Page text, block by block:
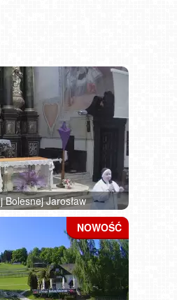
Bolesnej Jarosław